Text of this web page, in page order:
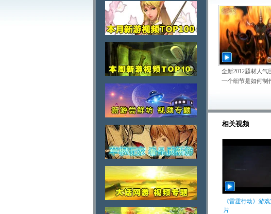
全新2012题材人气
一个细节是如何制
相关视频
《雷霆行动》游
片